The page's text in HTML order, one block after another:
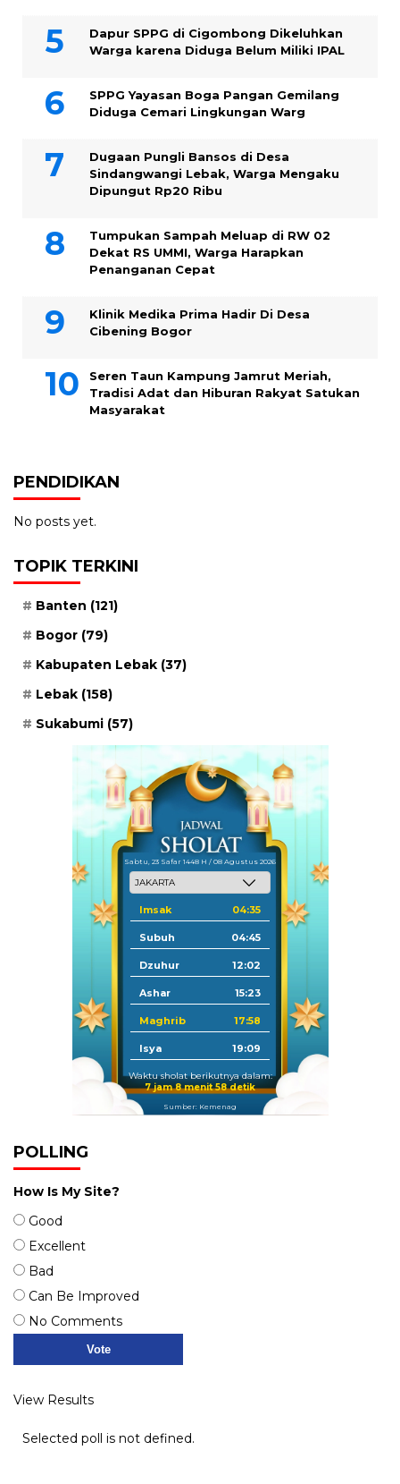
Dapur SPPG di Cigombong Dikeluhkan
Warga karena Diduga Belum Miliki IPAL
SPPG Yayasan Boga Pangan Gemilang
Diduga Cemari Lingkungan Warg
Dugaan Pungli Bansos di Desa
Sindangwangi Lebak, Warga Mengaku
Dipungut Rp20 Ribu
Tumpukan Sampah Meluap di RW 02
Dekat RS UMMI, Warga Harapkan
Penanganan Cepat
Klinik Medika Prima Hadir Di Desa
Cibening Bogor
Seren Taun Kampung Jamrut Meriah,
Tradisi Adat dan Hiburan Rakyat Satukan
Masyarakat
PENDIDIKAN
No posts yet.
TOPIK TERKINI
Banten (121)
Bogor (79)
Kabupaten Lebak (37)
Lebak (158)
Sukabumi (57)
Sabtu, 23 Safar 1448 H / 08 Agustus 2026
Imsak 04:35
Subuh 04:45
Dzuhur 12:02
Ashar 15:23
Maghrib 17:58
Isya 19:09
Waktu sholat berikutnya dalam:
7 jam 8 menit 57 detik
Sumber: Kemenag
POLLING
How Is My Site?
Good
Excellent
Bad
Can Be Improved
No Comments
View Results
Selected poll is not defined.